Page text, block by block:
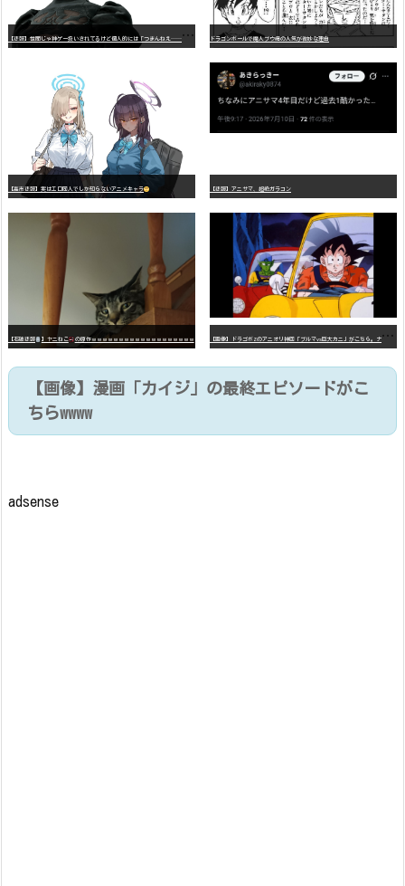
【
悲報】世間じゃ神ゲー扱いされてるけど個人的には「つまんねえ……」と思ったゲーム挙げてけ ドラゴンボールで魔人ブウ編の人気が微妙な理由
【高市悲報】実はエロ同人でしか知らないアニメキャラ 【悲報】アニサマ、超絶ガラコン
【石破悲報 】ヤニねこ の原作ｗｗｗｗｗｗｗｗｗｗｗｗｗｗｗｗｗｗｗ 【
画像】ドラゴボZのアニオリ神回「ブルマvs巨大カニ」がこちら。ナメック星の海にドラゴボを落としたブルマと巨大カニのバトル
【画像】漫画「カイジ」の最終エピソードがこ
ちらwwww
adsense